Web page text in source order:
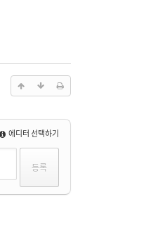
에디터 선택하기